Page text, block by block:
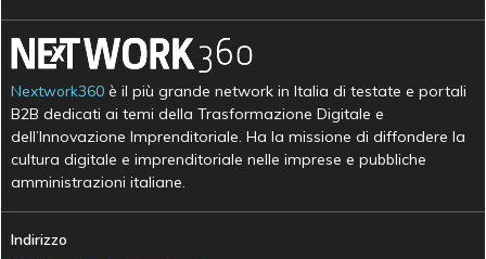
Nextwork360 è il più grande network in Italia di testate e portali
B2B dedicati ai temi della Trasformazione Digitale e
dell’Innovazione Imprenditoriale. Ha la missione di diffondere la
cultura digitale e imprenditoriale nelle imprese e pubbliche
amministrazioni italiane.
Indirizzo